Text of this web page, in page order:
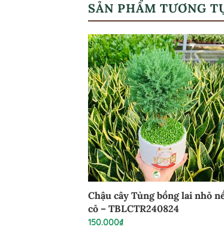
SẢN PHẨM TƯƠNG
Chậu cây Tùng bồng lai nhỏ
cỏ – TBLCTR240824
150.000₫